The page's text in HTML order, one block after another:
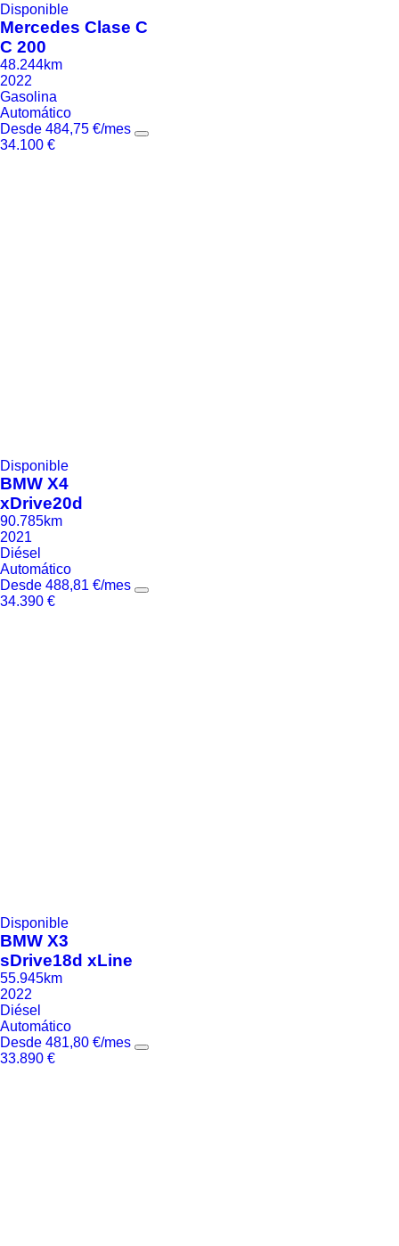
Disponible
Mercedes Clase C
C 200
48.244km
2022
Gasolina
Automático
Desde 484,75 €/mes
34.100 €
Disponible
BMW X4
xDrive20d
90.785km
2021
Diésel
Automático
Desde 488,81 €/mes
34.390 €
Disponible
BMW X3
sDrive18d xLine
55.945km
2022
Diésel
Automático
Desde 481,80 €/mes
33.890 €